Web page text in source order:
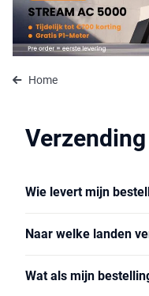
Home
Wie levert mijn
Naar welke landen
Wat als mijn